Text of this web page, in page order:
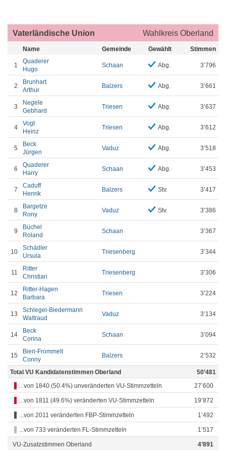
Vaterländische Union Wahlkreis Oberland
Name Gemeinde Gewählt Stimmen
1
Quaderer
Hugo
Schaan Abg. 3’796
2
Brunhart
Arthur
Balzers Abg. 3’661
3
Negele
Gebhard
Triesen Abg. 3’637
4
Vogt
Heinz
Triesen Abg. 3’612
5
Beck
Jürgen
Vaduz Abg. 3’518
6
Quaderer
Harry
Schaan Abg. 3’453
7
Caduff
Henrik
Balzers Stv. 3’417
8
Bargetze
Rony
Vaduz Stv. 3’386
9
Büchel
Roland
Schaan 3’367
10
Schädler
Ursula
Triesenberg 3’344
11
Ritter
Christian
Triesenberg 3’306
12
Ritter-Hagen
Barbara
Triesen 3’224
13
Schlegel-Biedermann
Waltraud
Vaduz 3’134
14
Beck
Corina
Schaan 3’094
15
Bieri-Frommelt
Conny
Balzers 2’532
Total VU Kandidatenstimmen Oberland
50’481
...von 1840 (50.4%) unveränderten VU-Stimmzetteln
27’600
...von 1811 (49.6%) veränderten VU-Stimmzetteln 19’872
...von 2011 veränderten FBP-Stimmzetteln 1’492
...von 733 veränderten FL-Stimmzetteln 1’517
VU-Zusatzstimmen Oberland 4’891